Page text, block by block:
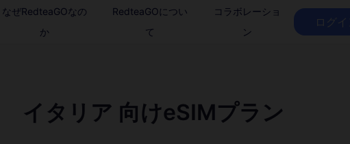
なぜRedteaGOなの
か
RedteaGOについ
て
コラボレーショ
ン
ログ
イタリア 向けeSIMプラン